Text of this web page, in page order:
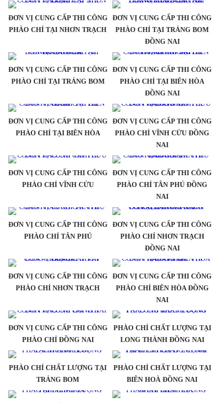
ĐƠN VỊ CUNG CẤP THI CÔNG
PHÀO CHỈ TẠI NHƠN TRẠCH
ĐƠN VỊ CUNG CẤP THI CÔNG
PHÀO CHỈ TẠI TRẢNG BOM
ĐỒNG NAI
ĐƠN VỊ CUNG CẤP THI CÔNG
PHÀO CHỈ TẠI TRẢNG BOM
ĐƠN VỊ CUNG CẤP THI CÔNG
PHÀO CHỈ TẠI BIÊN HÒA
ĐỒNG NAI
ĐƠN VỊ CUNG CẤP THI CÔNG
PHÀO CHỈ TẠI BIÊN HÒA
ĐƠN VỊ CUNG CẤP THI CÔNG
PHÀO CHỈ VĨNH CỬU ĐỒNG
NAI
ĐƠN VỊ CUNG CẤP THI CÔNG
PHÀO CHỈ VĨNH CỬU
ĐƠN VỊ CUNG CẤP THI CÔNG
PHÀO CHỈ TÂN PHÚ ĐỒNG
NAI
ĐƠN VỊ CUNG CẤP THI CÔNG
PHÀO CHỈ TÂN PHÚ
ĐƠN VỊ CUNG CẤP THI CÔNG
PHÀO CHỈ NHƠN TRẠCH
ĐỒNG NAI
ĐƠN VỊ CUNG CẤP THI CÔNG
PHÀO CHỈ NHƠN TRẠCH
ĐƠN VỊ CUNG CẤP THI CÔNG
PHÀO CHỈ BIÊN HÒA ĐỒNG
NAI
ĐƠN VỊ CUNG CẤP THI CÔNG
PHÀO CHỈ ĐỒNG NAI
PHÀO CHỈ CHẤT LƯỢNG TẠI
LONG THÀNH ĐỒNG NAI
PHÀO CHỈ CHẤT LƯỢNG TẠI
TRẢNG BOM
PHÀO CHỈ CHẤT LƯỢNG TẠI
BIÊN HOÀ ĐỒNG NAI